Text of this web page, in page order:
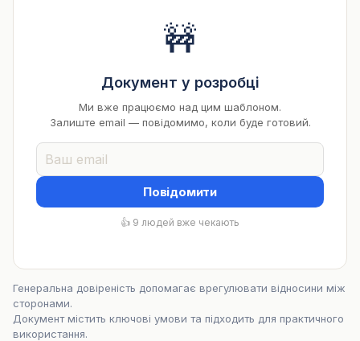
🚧
Документ у розробці
Ми вже працюємо над цим шаблоном.
Залиште email — повідомимо, коли буде готовий.
Повідомити
👍 9 людей вже чекають
Генеральна довіреність допомагає врегулювати відносини між
сторонами.
Документ містить ключові умови та підходить для практичного
використання.